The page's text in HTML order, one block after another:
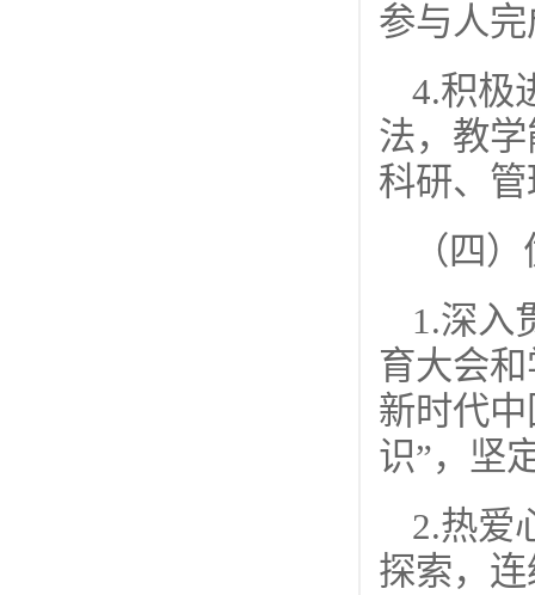
参与人
4.积极
法，教
科研、
（四
1.深入
育大会
新时代
识”，坚
2.热爱
探索，